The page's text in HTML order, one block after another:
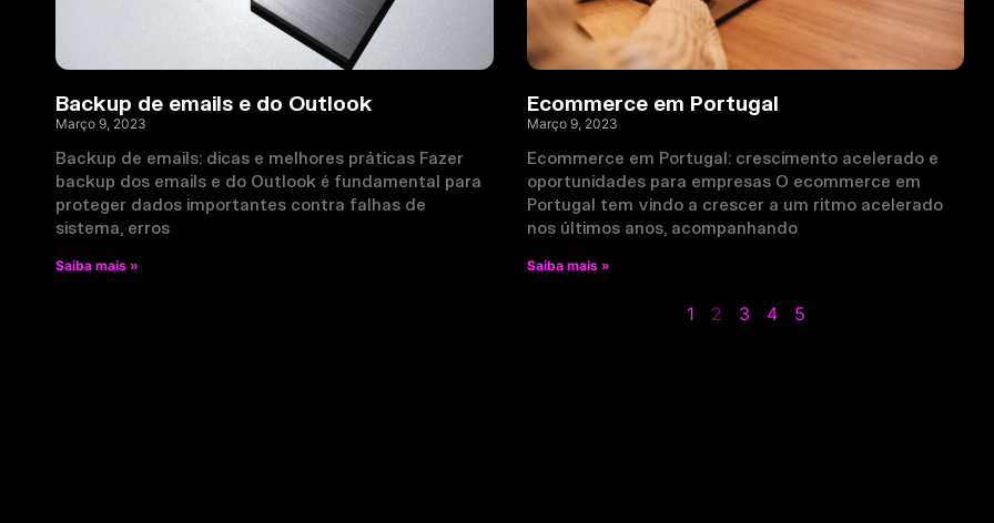
Backup de emails e do Outlook
Março 9, 2023
Backup de emails: dicas e melhores práticas Fazer
backup dos emails e do Outlook é fundamental para
proteger dados importantes contra falhas de
sistema, erros
Saiba mais »
Ecommerce em Portugal
Março 9, 2023
Ecommerce em Portugal: crescimento acelerado e
oportunidades para empresas O ecommerce em
Portugal tem vindo a crescer a um ritmo acelerado
nos últimos anos, acompanhando
Saiba mais »
1 2 3 4 5